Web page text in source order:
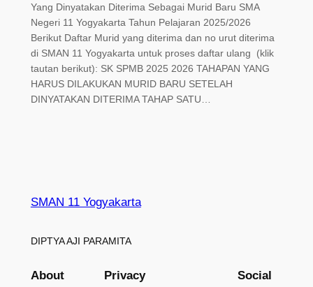
Yang Dinyatakan Diterima Sebagai Murid Baru SMA
Negeri 11 Yogyakarta Tahun Pelajaran 2025/2026
Berikut Daftar Murid yang diterima dan no urut diterima
di SMAN 11 Yogyakarta untuk proses daftar ulang (klik
tautan berikut): SK SPMB 2025 2026 TAHAPAN YANG
HARUS DILAKUKAN MURID BARU SETELAH
DINYATAKAN DITERIMA TAHAP SATU…
SMAN 11 Yogyakarta
DIPTYA AJI PARAMITA
About Privacy Social